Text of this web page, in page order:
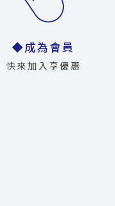
◆成為會員
快來加入享優惠